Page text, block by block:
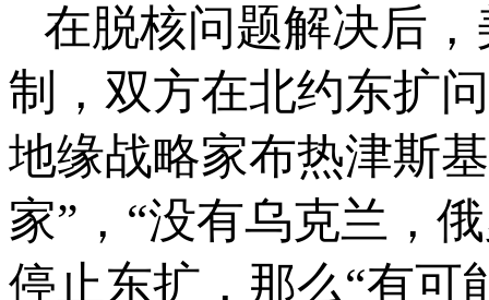
在脱核问题解决后
制，双方在北约东扩
地缘战略家布热津斯
家”，“没有乌克兰，
停止东扩，那么“有可